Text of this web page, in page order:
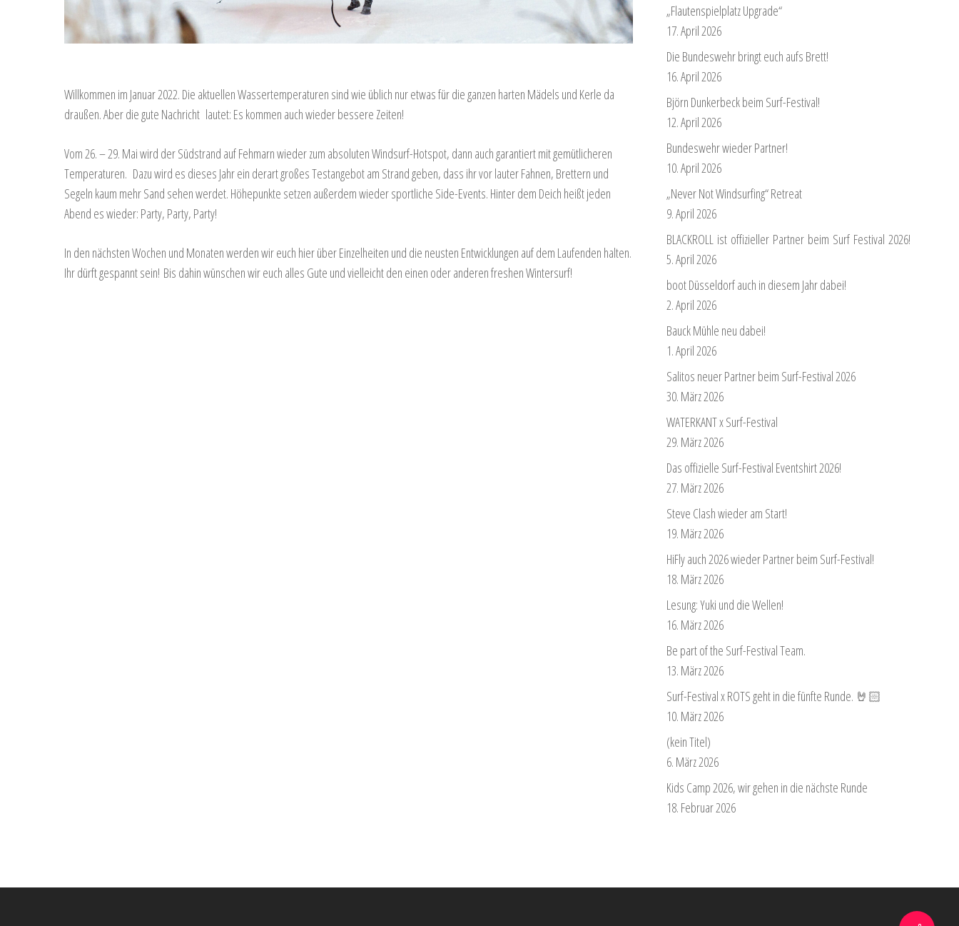
Willkommen im Januar 2022. Die aktuellen Wassertemperaturen sind wie üblich nur etwas für die ganzen harten Mädels und Kerle da
draußen. Aber die gute Nachricht lautet: Es kommen auch wieder bessere Zeiten!
Vom 26. – 29. Mai wird der Südstrand auf Fehmarn wieder zum absoluten Windsurf-Hotspot, dann auch garantiert mit gemütlicheren
Temperaturen. Dazu wird es dieses Jahr ein derart großes Testangebot am Strand geben, dass ihr vor lauter Fahnen, Brettern und
Segeln kaum mehr Sand sehen werdet. Höhepunkte setzen außerdem wieder sportliche Side-Events. Hinter dem Deich heißt jeden
Abend es wieder: Party, Party, Party!
In den nächsten Wochen und Monaten werden wir euch hier über Einzelheiten und die neusten Entwicklungen auf dem Laufenden halten.
Ihr dürft gespannt sein! Bis dahin wünschen wir euch alles Gute und vielleicht den einen oder anderen freshen Wintersurf!
„Flautenspielplatz Upgrade“
17. April 2026
Die Bundeswehr bringt euch aufs Brett!
16. April 2026
Björn Dunkerbeck beim Surf-Festival!
12. April 2026
Bundeswehr wieder Partner!
10. April 2026
„Never Not Windsurfing“ Retreat
9. April 2026
BLACKROLL ist offizieller Partner beim Surf Festival 2026!
5. April 2026
boot Düsseldorf auch in diesem Jahr dabei!
2. April 2026
Bauck Mühle neu dabei!
1. April 2026
Salitos neuer Partner beim Surf-Festival 2026
30. März 2026
WATERKANT x Surf-Festival
29. März 2026
Das offizielle Surf-Festival Eventshirt 2026!
27. März 2026
Steve Clash wieder am Start!
19. März 2026
HiFly auch 2026 wieder Partner beim Surf-Festival!
18. März 2026
Lesung: Yuki und die Wellen!
16. März 2026
Be part of the Surf-Festival Team.
13. März 2026
Surf-Festival x ROTS geht in die fünfte Runde. 🤘🏻
10. März 2026
(kein Titel)
6. März 2026
Kids Camp 2026, wir gehen in die nächste Runde
18. Februar 2026